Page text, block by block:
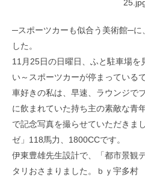
─スポーツカーも似合う美術館─に
した。
11月25日の日曜日、ふと駐車場
い～スポーツカーが停まっている
車好きの私は、早速、ラウンジで
に飲まれていた持ち主の素敵な青
で記念写真を撮らせていただきま
ゼ」118馬力、1800CCです。
伊東豊雄先生設計で、「都市景観
タリおさまりました。ｂｙ宇多村